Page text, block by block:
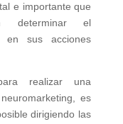
e importante que
determinar el
en sus acciones
realizar una
es
dirigiendo las